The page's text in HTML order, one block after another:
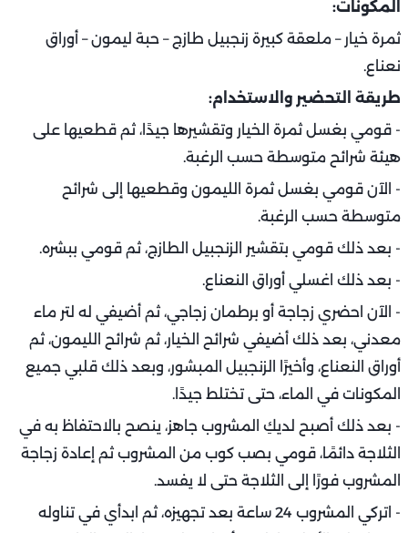
المكونات:
ثمرة خيار – ملعقة كبيرة زنجبيل طازج – حبة ليمون – أوراق
نعناع.
طريقة التحضير والاستخدام:
- قومي بغسل ثمرة الخيار وتقشيرها جيدًا، ثم قطعيها على
هيئة شرائح متوسطة حسب الرغبة.
- الآن قومي بغسل ثمرة الليمون وقطعيها إلى شرائح
متوسطة حسب الرغبة.
- بعد ذلك قومي بتقشير الزنجبيل الطازج، ثم قومي ببشره.
- بعد ذلك اغسلي أوراق النعناع.
- الآن احضري زجاجة أو برطمان زجاجي، ثم أضيفي له لتر ماء
معدني، بعد ذلك أضيفي شرائح الخيار، ثم شرائح الليمون، ثم
أوراق النعناع، وأخيرًا الزنجبيل المبشور، وبعد ذلك قلبي جميع
المكونات في الماء، حتى تختلط جيدًا.
- بعد ذلك أصبح لديكِ المشروب جاهز، ينصح بالاحتفاظ به في
الثلاجة دائمًا، قومي بصب كوب من المشروب ثم إعادة زجاجة
المشروب فورًا إلى الثلاجة حتى لا يفسد.
- اتركي المشروب 24 ساعة بعد تجهيزه، ثم ابدأي في تناوله